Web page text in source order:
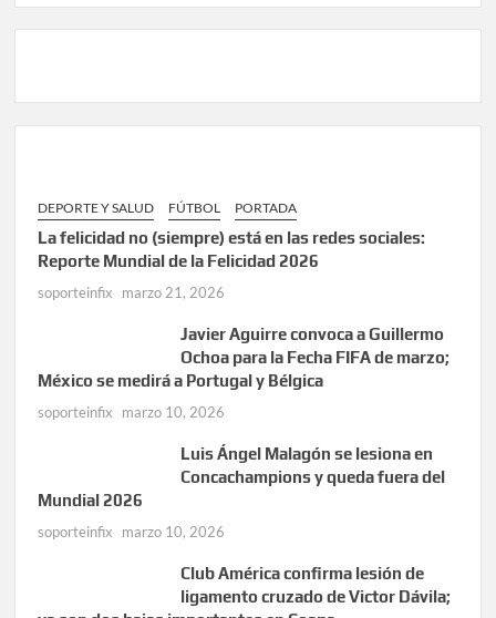
DEPORTE Y SALUD FÚTBOL PORTADA
La felicidad no (siempre) está en las redes sociales:
Reporte Mundial de la Felicidad 2026
soporteinfix marzo 21, 2026
Javier Aguirre convoca a Guillermo
Ochoa para la Fecha FIFA de marzo;
México se medirá a Portugal y Bélgica
soporteinfix marzo 10, 2026
Luis Ángel Malagón se lesiona en
Concachampions y queda fuera del
Mundial 2026
soporteinfix marzo 10, 2026
Club América confirma lesión de
ligamento cruzado de Victor Dávila;